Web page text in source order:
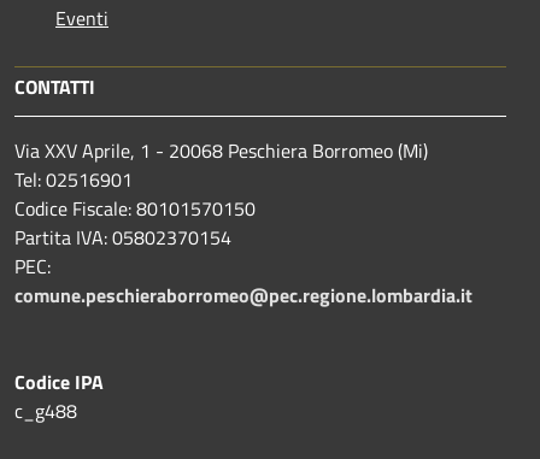
Eventi
CONTATTI
Via XXV Aprile, 1 - 20068 Peschiera Borromeo (Mi)
Tel: 02516901
Codice Fiscale: 80101570150
Partita IVA: 05802370154
PEC:
comune.peschieraborromeo@pec.regione.lombardia.it
Codice IPA
c_g488